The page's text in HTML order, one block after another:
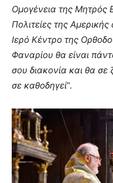
Ομογένεια της Μητρός
Πολιτείες της
Ιερό Κέντρο της
Φαναρίου θα είναι
σου διακονία και θα σε
σε καθοδηγεί“.